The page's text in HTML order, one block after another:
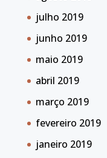
julho 2019
junho 2019
maio 2019
abril 2019
março 2019
fevereiro 2019
janeiro 2019